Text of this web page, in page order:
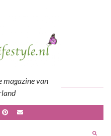
magazine van